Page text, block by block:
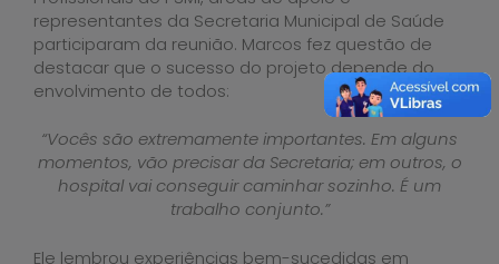
representantes da Secretaria Municipal de Saúde
participaram da reunião. Marcos fez questão de
destacar que o sucesso do projeto depende do
envolvimento de todos:
“Vocês são extremamente importantes. Em alguns
momentos, vão precisar da Secretaria; em outros, o
hospital vai conseguir caminhar sozinho. É um
trabalho conjunto.”
Ele lembrou experiências bem-sucedidas em